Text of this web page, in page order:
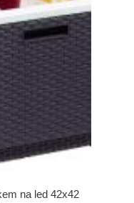
na led 42x42